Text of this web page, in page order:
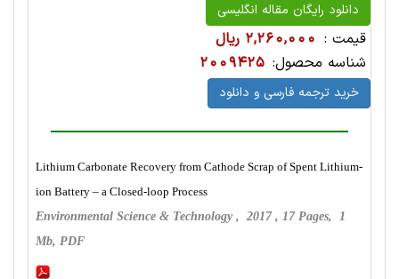
دانلود رایگان مقاله انگلیسی
قیمت : 2,260,000 ریال
شناسه محصول: 2009425
خرید ترجمه فارسی و دانلود
Lithium Carbonate Recovery from Cathode Scrap of Spent Lithium-
ion Battery – a Closed-loop Process
Environmental Science & Technology , 2017 , 17 Pages, 1
Mb, PDF